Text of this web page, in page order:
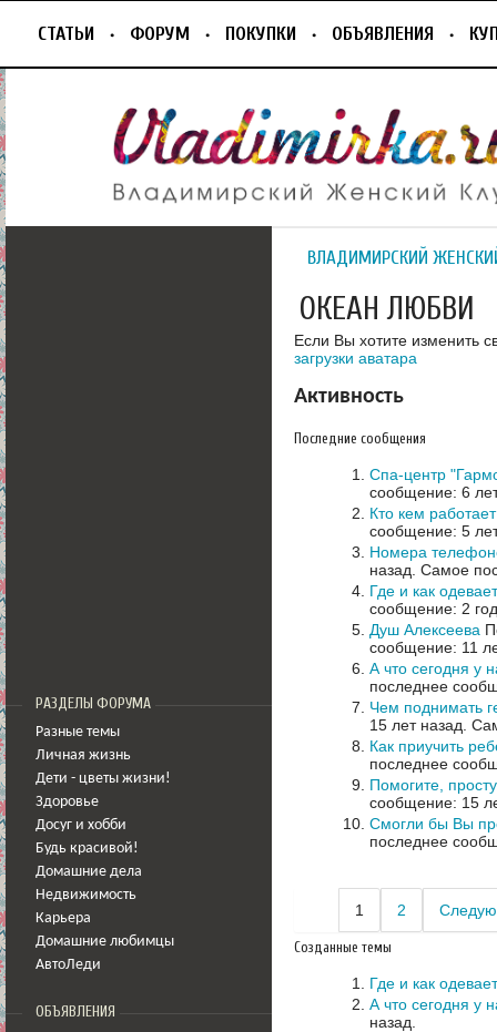
СТАТЬИ ФОРУМ ПОКУПКИ ОБЪЯВЛЕНИЯ
РАЗДЕЛЫ ФОРУМА
Разные темы
Личная жизнь
Дети - цветы жизни!
Здоровье
Досуг и хобби
Будь красивой!
Домашние дела
Недвижимость
Карьера
Домашние любимцы
АвтоЛеди
ОБЪЯВЛЕНИЯ
ВЛАДИМИРСКИЙ
ОКЕАН ЛЮБВИ
Если Вы хотите изменить
загрузки аватара
Активность
Последние сообщения
Спа-центр
сообщение: 6
Кто кем работает
сообщение: 5
Номера
назад. Самое
Где и как
сообщение: 2
Душ Алексеева
сообщение: 11
А что сегодня у
последнее
Чем поднимать
15 лет назад.
Как приучить
последнее
Помогите,
сообщение: 15
Смогли бы Вы
последнее
1 2
Созданные темы
Где и как
А что сегодня у
назад.